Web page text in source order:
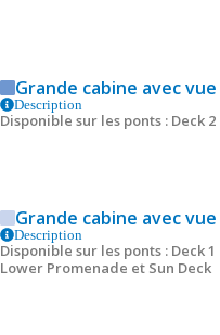
Grande cabine avec vue
Description
Disponible sur les ponts : Deck
Grande cabine avec vue
Description
Disponible sur les ponts : Deck
Lower Promenade et Sun Deck